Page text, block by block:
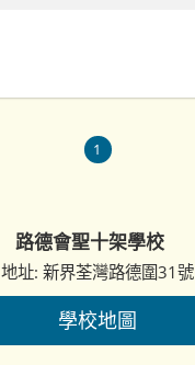
1
路德會聖十架學校
地址: 新界荃灣路德圍31號
學校地圖